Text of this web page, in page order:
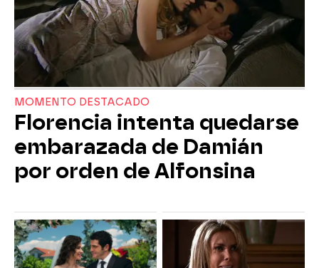
MOMENTO DESTACADO
Florencia intenta quedarse
embarazada de Damián
por orden de Alfonsina